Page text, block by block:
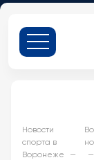
Новости
спорта в
Воронеже